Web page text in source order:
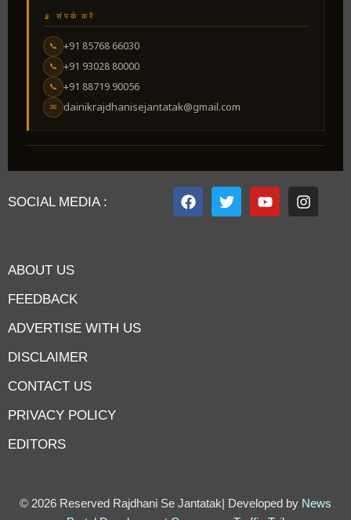
📡 संपर्क करें
📞 +91 85768 66030
📞 +91 93028 80000
📞 +91 88719 90056
✉ dainikrajdhanisejantatak@gmail.com
SOCIAL MEDIA :
ABOUT US
FEEDBACK
ADVERTISE WITH US
DISCLAIMER
CONTACT US
PRIVACY POLICY
EDITORS
© 2026 Reserved Rajdhani Se Jantatak| Developed by News